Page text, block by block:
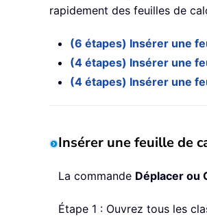
rapidement des feuilles de
(6 étapes) Insérer une
(4 étapes) Insérer une
(4 étapes) Insérer une
Insérer une feuille de
La commande Déplacer ou
Étape 1 : Ouvrez tous les